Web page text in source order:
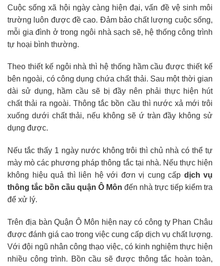
Cuộc sống xã hội ngày càng hiện đại, vấn đề vệ sinh môi
trường luôn được đề cao. Đảm bảo chất lượng cuộc sống,
mỗi gia đình ở trong ngôi nhà sạch sẽ, hệ thống công trình
tự hoại bình thường.
Theo thiết kế ngôi nhà thì hệ thống hầm cầu được thiết kế
bên ngoài, có công dụng chứa chất thải. Sau một thời gian
dài sử dụng, hầm cầu sẽ bị đầy nên phải thực hiện hút
chất thải ra ngoài. Thông tắc bồn cầu thì nước xả mới trôi
xuống dưới chất thải, nếu không sẽ ứ tràn đầy không sử
dụng được.
Nếu tắc thấy 1 ngày nước không trôi thì chủ nhà có thể tự
mày mò các phương pháp thông tắc tại nhà. Nếu thực hiện
không hiệu quả thì liên hệ với đơn vị cung cấp dịch vụ
thông tắc bồn cầu quận Ô Môn đến nhà trực tiếp kiểm tra
để xử lý.
Trên địa bàn Quận Ô Môn hiện nay có công ty Phan Châu
được đánh giá cao trong việc cung cấp dịch vụ chất lượng.
Với đội ngũ nhân công thạo việc, có kinh nghiệm thực hiện
nhiều công trình. Bồn cầu sẽ được thông tắc hoàn toàn,